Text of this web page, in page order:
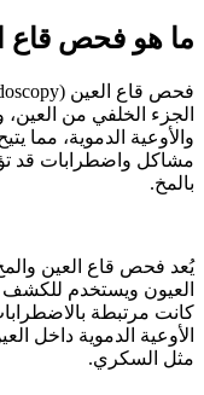
ما هو فحص قاع
الجزء الخلفي من
والأوعية الدموية، مما
مشاكل واضطرابات قد
بالمخ.
يُعد فحص قاع العين
العيون ويستخدم
كانت مرتبطة
الأوعية الدموية داخل
مثل السكري.